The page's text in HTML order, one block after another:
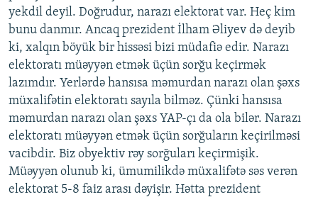
yekdil deyil. Doğrudur, narazı elektorat var. Heç kim
bunu danmır. Ancaq prezident İlham Əliyev də deyib
ki, xalqın böyük bir hissəsi bizi müdafiə edir. Narazı
elektoratı müəyyən etmək üçün sorğu keçirmək
lazımdır. Yerlərdə hansısa məmurdan narazı olan şəxs
müxalifətin elektoratı sayıla bilməz. Çünki hansısa
məmurdan narazı olan şəxs YAP-çı da ola bilər. Narazı
elektoratı müəyyən etmək üçün sorğuların keçirilməsi
vacibdir. Biz obyektiv rəy sorğuları keçirmişik.
Müəyyən olunub ki, ümumilikdə müxalifətə səs verən
elektorat 5-8 faiz arası dəyişir. Hətta prezident